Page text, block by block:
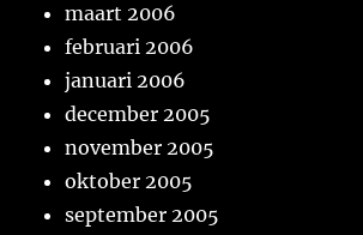
maart 2006
februari 2006
januari 2006
december 2005
november 2005
oktober 2005
september 2005